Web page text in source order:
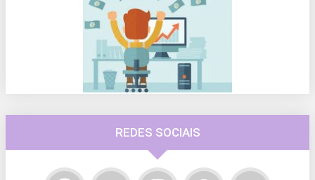
REDES SOCIAIS